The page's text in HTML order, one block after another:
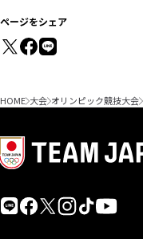
ページをシェア
HOME 大会 オリンピック競技大会